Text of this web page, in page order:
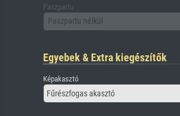
Paszpartu
Paszpartu nélkül
Egyebek & Extra kiegészítők
Képakasztó
Fűrészfogas akasztó